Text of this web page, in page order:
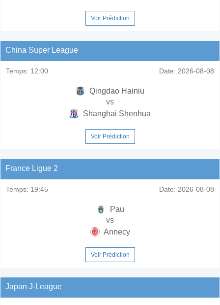
Voir Prédiction
China Super League
Temps: 12:00 Date: 2026-08-08
Qingdao Hainiu
vs
Shanghai Shenhua
Voir Prédiction
France Ligue 2
Temps: 19:45 Date: 2026-08-08
Pau
vs
Annecy
Voir Prédiction
Japan J-League